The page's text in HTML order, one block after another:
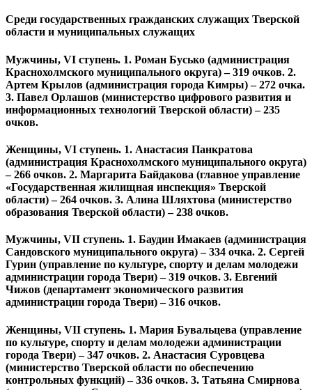
Среди государственных гражданских служащих Тверской
области и муниципальных служащих
Мужчины, VI ступень. 1. Роман Бусько (администрация
Краснохолмского муниципального округа) – 319 очков. 2.
Артем Крылов (администрация города Кимры) – 272 очка.
3. Павел Орлашов (министерство цифрового развития и
информационных технологий Тверской области) – 235
очков.
Женщины, VI ступень. 1. Анастасия Панкратова
(администрация Краснохолмского муниципального округа)
– 266 очков. 2. Маргарита Байдакова (главное управление
«Государственная жилищная инспекция» Тверской
области) – 264 очков. 3. Алина Шляхтова (министерство
образования Тверской области) – 238 очков.
Мужчины, VII ступень. 1. Баудин Имакаев (администрация
Сандовского муниципального округа) – 334 очка. 2. Сергей
Гурин (управление по культуре, спорту и делам молодежи
администрации города Твери) – 319 очков. 3. Евгений
Чижов (департамент экономического развития
администрации города Твери) – 316 очков.
Женщины, VII ступень. 1. Мария Бувальцева (управление
по культуре, спорту и делам молодежи администрации
города Твери) – 347 очков. 2. Анастасия Суровцева
(министерство Тверской области по обеспечению
контрольных функций) – 336 очков. 3. Татьяна Смирнова